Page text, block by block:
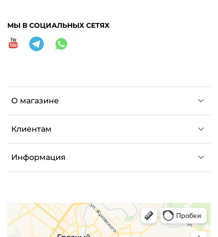
О магазине
Клиентам
Информация
МЫ В СОЦИАЛЬНЫХ СЕТЯХ